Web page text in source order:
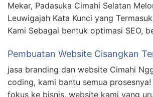
Mekar, Padasuka Cimahi Selatan
Leuwigajah Kata Kunci yang
Kami Sebagai bentuk optimasi SEO,
Pembuatan Website Cisangkan
jasa branding dan website Cimahi
coding, kami bantu semua
fokus ke bisnis, website kami yang